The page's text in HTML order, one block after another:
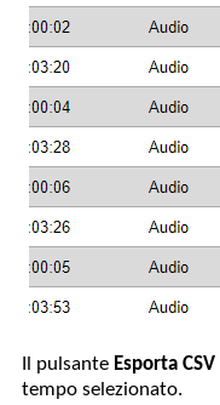
Il pulsante Esporta CSV
tempo selezionato.